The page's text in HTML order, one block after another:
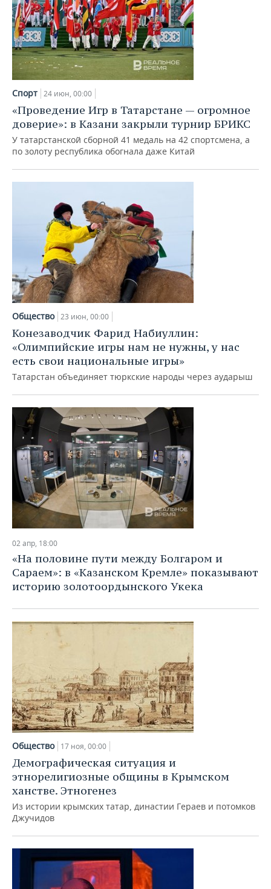
Спорт 24 июн, 00:00
«Проведение Игр в Татарстане — огромное
доверие»: в Казани закрыли турнир БРИКС
У татарстанской сборной 41 медаль на 42 спортсмена, а
по золоту республика обогнала даже Китай
Общество 23 июн, 00:00
Конезаводчик Фарид Набиуллин:
«Олимпийские игры нам не нужны, у нас
есть свои национальные игры»
Татарстан объединяет тюркские народы через аударыш
02 апр, 18:00
«На половине пути между Болгаром и
Сараем»: в «Казанском Кремле» показывают
историю золотоордынского Укека
Общество 17 ноя, 00:00
Демографическая ситуация и
этнорелигиозные общины в Крымском
ханстве. Этногенез
Из истории крымских татар, династии Гераев и потомков
Джучидов